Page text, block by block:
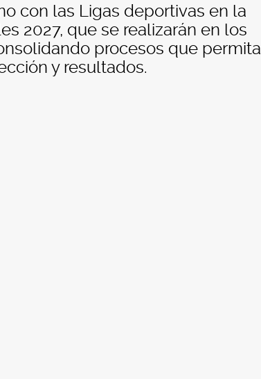
con las Ligas deportivas en la
2027, que se realizarán en los
procesos que
y resultados.